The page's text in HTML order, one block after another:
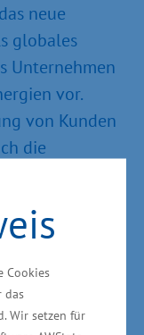
Cookies
das
Wir setzen für
neue
globales
Unternehmen
vor.
von Kunden
die
und
der Entwickler